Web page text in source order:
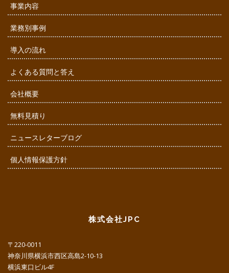
事業内容
業務別事例
導入の流れ
よくある質問と答え
会社概要
無料見積り
ニュースレターブログ
個人情報保護方針
株式会社JPC
〒220-0011
神奈川県横浜市西区高島2-10-13
横浜東口ビル4F